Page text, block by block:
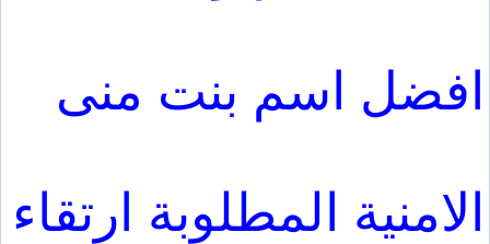
افضل اسم بنت منى
الامنية المطلوبة ارتقاء